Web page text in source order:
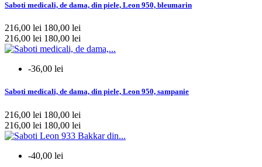
Saboti medicali, de dama, din piele, Leon 950, bleumarin
216,00 lei 180,00 lei
216,00 lei 180,00 lei
-36,00 lei
Saboti medicali, de dama, din piele, Leon 950, sampanie
216,00 lei 180,00 lei
216,00 lei 180,00 lei
-40,00 lei